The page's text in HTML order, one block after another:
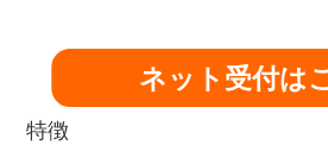
ネット受付は
特徴